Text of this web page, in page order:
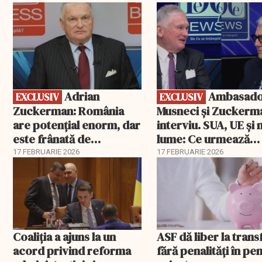
EXCLUSIV
EXCLUSIV
Zuckerman: România
are potențial enorm, dar
este frânată de
corupție, companii de
stat și influența
propagandei ruse
17 FEBRUARIE 2026
EXCLUSIV
EXCLUSIV Ambasadorii
Musneci și
interviu. SUA, UE și
lume: Ce urmează
pentru România
17 FEBRUARIE 2026
Coaliția a ajuns la un
acord privind reforma
ASF dă liber la
fără penalități în